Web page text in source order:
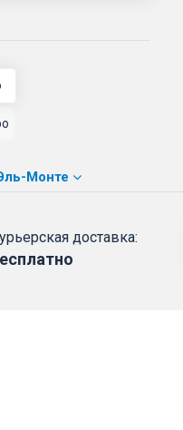
Монте
доставка: